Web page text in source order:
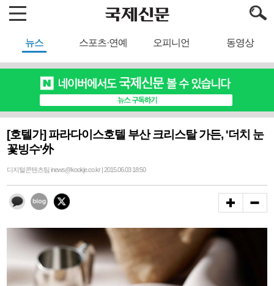
뉴스 스포츠·연예 오피니언 동영상
[호텔가] 파라다이스호텔 부산 크리스탈 가든, '더치 눈
꽃빙수'外
디지털콘텐츠팀 inews@kookje.co.kr | 2015.06.03 18:50